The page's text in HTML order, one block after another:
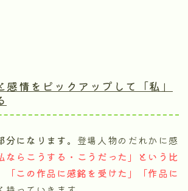
情をピックアップして「私」
になります。 登場人物のだれかに感
ならこうする・こうだった」という比
「この作品に感銘を受けた」「作品に